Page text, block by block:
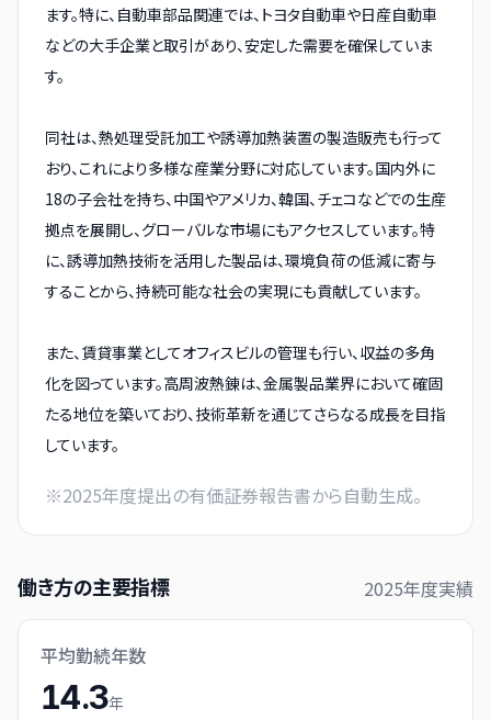
ます。特に、自動車部品関連では、トヨタ自動車や日産自動車
などの大手企業と取引があり、安定した需要を確保していま
す。
同社は、熱処理受託加工や誘導加熱装置の製造販売も行って
おり、これにより多様な産業分野に対応しています。国内外に
18の子会社を持ち、中国やアメリカ、韓国、チェコなどでの生産
拠点を展開し、グローバルな市場にもアクセスしています。特
に、誘導加熱技術を活用した製品は、環境負荷の低減に寄与
することから、持続可能な社会の実現にも貢献しています。
また、賃貸事業としてオフィスビルの管理も行い、収益の多角
化を図っています。高周波熱錬は、金属製品業界において確固
たる地位を築いており、技術革新を通じてさらなる成長を目指
しています。
※2025年度提出の有価証券報告書から自動生成。
働き方の主要指標 2025年度実績
平均勤続年数
14.3年